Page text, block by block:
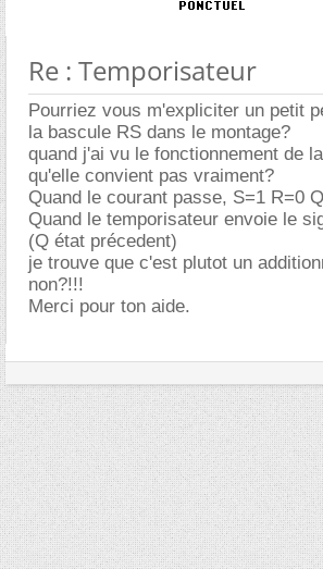
Re : Temporisateur
Pourriez vous m'expliciter un petit
la bascule RS dans le montage?
quand j'ai vu le fonctionnement de
qu'elle convient pas vraiment?
Quand le courant passe, S=1 R=0
Quand le temporisateur envoie le
(Q état précedent)
je trouve que c'est plutot un
non?!!!
Merci pour ton aide.